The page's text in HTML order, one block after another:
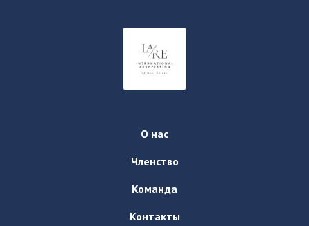
О нас
Членство
Команда
Контакты